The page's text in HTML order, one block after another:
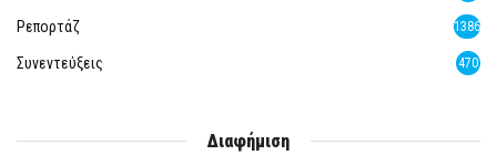
Ρεπορτάζ 1386
Συνεντεύξεις 470
Διαφήμιση